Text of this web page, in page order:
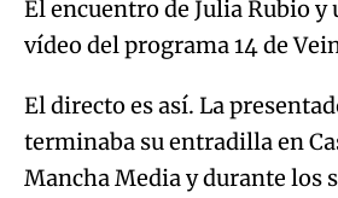
El encuentro de Julia Rubio y
vídeo del programa 14 de
El directo es así. La
terminaba su entradilla en
Mancha Media y durante los